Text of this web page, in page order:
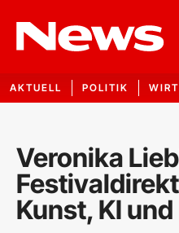
AKTUELL POLITIK
Veronika
Kunst, KI